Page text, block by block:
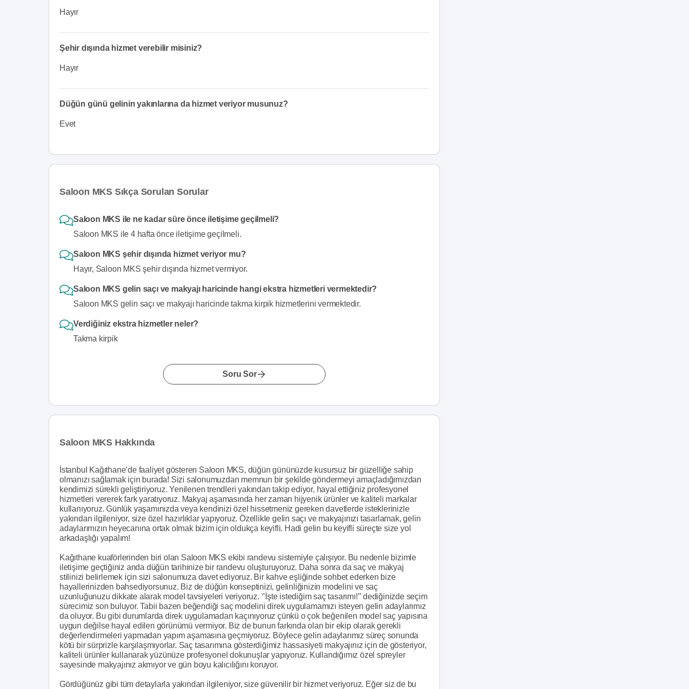
Hayır
Şehir dışında hizmet verebilir misiniz?
Hayır
Düğün günü gelinin yakınlarına da hizmet veriyor musunuz?
Evet
Saloon MKS Sıkça Sorulan Sorular
Saloon MKS ile ne kadar süre önce iletişime geçilmeli?
Saloon MKS ile 4 hafta önce iletişime geçilmeli.
Saloon MKS şehir dışında hizmet veriyor mu?
Hayır, Saloon MKS şehir dışında hizmet vermiyor.
Saloon MKS gelin saçı ve makyajı haricinde hangi ekstra hizmetleri vermektedir?
Saloon MKS gelin saçı ve makyajı haricinde takma kirpik hizmetlerini vermektedir.
Verdiğiniz ekstra hizmetler neler?
Takma kirpik
Soru Sor
Saloon MKS Hakkında
İstanbul Kağıthane’de faaliyet gösteren Saloon MKS, düğün gününüzde kusursuz bir güzelliğe sahip
olmanızı sağlamak için burada! Sizi salonumuzdan memnun bir şekilde göndermeyi amaçladığımızdan
kendimizi sürekli geliştiriyoruz. Yenilenen trendleri yakından takip ediyor, hayal ettiğiniz profesyonel
hizmetleri vererek fark yaratıyoruz. Makyaj aşamasında her zaman hijyenik ürünler ve kaliteli markalar
kullanıyoruz. Günlük yaşamınızda veya kendinizi özel hissetmeniz gereken davetlerde isteklerinizle
yakından ilgileniyor, size özel hazırlıklar yapıyoruz. Özellikle gelin saçı ve makyajınızı tasarlamak, gelin
adaylarımızın heyecanına ortak olmak bizim için oldukça keyifli. Hadi gelin bu keyifli süreçte size yol
arkadaşlığı yapalım!
Kağıthane kuaförlerinden biri olan Saloon MKS ekibi randevu sistemiyle çalışıyor. Bu nedenle bizimle
iletişime geçtiğiniz anda düğün tarihinize bir randevu oluşturuyoruz. Daha sonra da saç ve makyaj
stilinizi belirlemek için sizi salonumuza davet ediyoruz. Bir kahve eşliğinde sohbet ederken bize
hayallerinizden bahsediyorsunuz. Biz de düğün konseptinizi, gelinliğinizin modelini ve saç
uzunluğunuzu dikkate alarak model tavsiyeleri veriyoruz. ‘’İşte istediğim saç tasarımı!’’ dediğinizde seçim
sürecimiz son buluyor. Tabii bazen beğendiği saç modelini direk uygulamamızı isteyen gelin adaylarımız
da oluyor. Bu gibi durumlarda direk uygulamadan kaçınıyoruz çünkü o çok beğenilen model saç yapısına
uygun değilse hayal edilen görünümü vermiyor. Biz de bunun farkında olan bir ekip olarak gerekli
değerlendirmeleri yapmadan yapım aşamasına geçmiyoruz. Böylece gelin adaylarımız süreç sonunda
kötü bir sürprizle karşılaşmıyorlar. Saç tasarımına gösterdiğimiz hassasiyeti makyajınız için de gösteriyor,
kaliteli ürünler kullanarak yüzünüze profesyonel dokunuşlar yapıyoruz. Kullandığımız özel spreyler
sayesinde makyajınız akmıyor ve gün boyu kalıcılığını koruyor.
Gördüğünüz gibi tüm detaylarla yakından ilgileniyor, size güvenilir bir hizmet veriyoruz. Eğer siz de bu